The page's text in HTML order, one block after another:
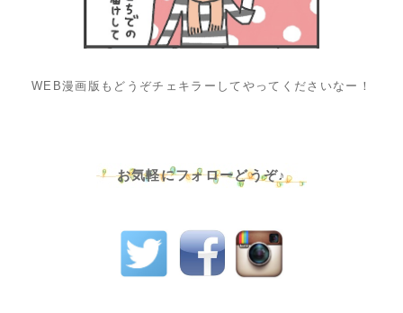
WEB漫画版もどうぞチェキラーしてやってくださいなー！
お気軽にフォローどうぞ♪